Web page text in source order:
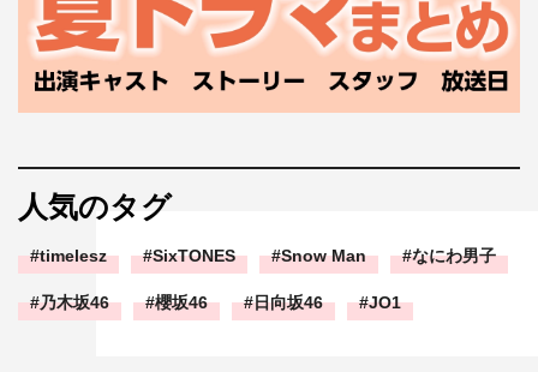
人気のタグ
timelesz SixTONES Snow Man なにわ男子
乃木坂46 櫻坂46 日向坂46 JO1